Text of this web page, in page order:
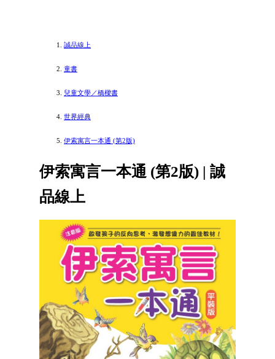
誠品線上
童書
兒童文學／橋樑書
世界經典
伊索寓言一本通 (第2版)
伊索寓言一本通 (第2版) | 誠
品線上